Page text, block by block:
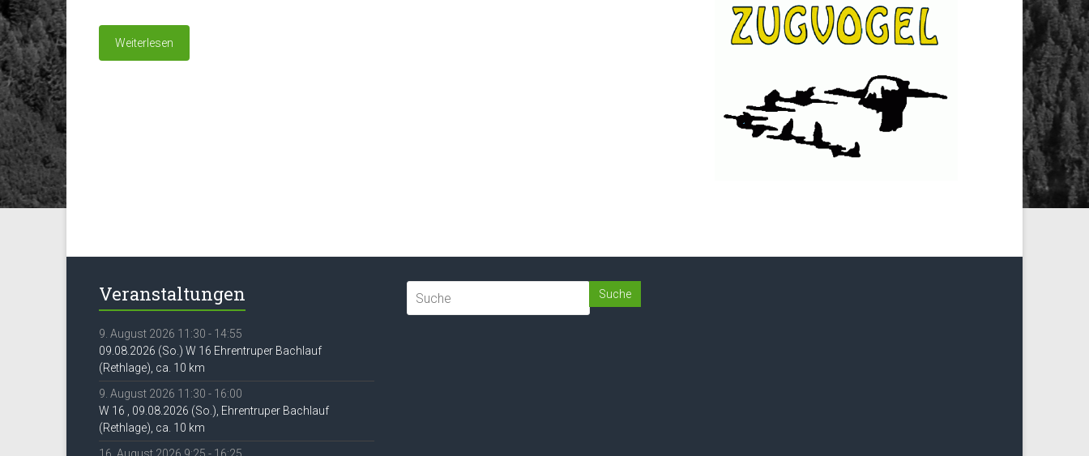
Weiterlesen
Veranstaltungen
9. August 2026 11:30 - 14:55
09.08.2026 (So.) W 16 Ehrentruper Bachlauf
(Rethlage), ca. 10 km
9. August 2026 11:30 - 16:00
W 16 , 09.08.2026 (So.), Ehrentruper Bachlauf
(Rethlage), ca. 10 km